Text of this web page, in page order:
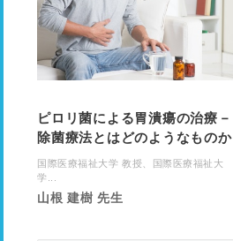
ピロリ菌による胃潰瘍の治療－
除菌療法とはどのようなものか
国際医療福祉大学 教授、国際医療福祉大
学...
山根 建樹 先生